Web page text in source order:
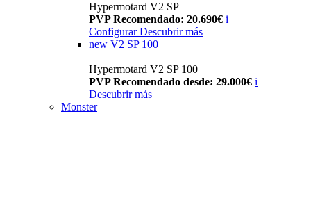
Hypermotard V2 SP
PVP Recomendado: 20.690€ i
Configurar Descubrir más
new V2 SP 100
Hypermotard V2 SP 100
PVP Recomendado desde: 29.000€ i
Descubrir más
Monster